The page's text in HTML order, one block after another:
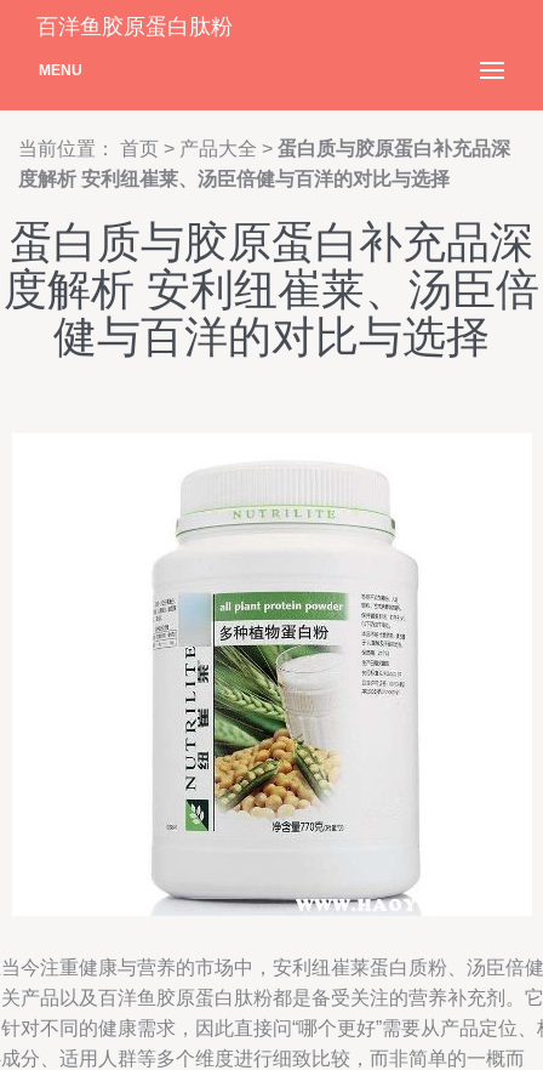
百洋鱼胶原蛋白肽粉
MENU
当前位置： 首页 > 产品大全 > 蛋白质与胶原蛋白补充品深
度解析 安利纽崔莱、汤臣倍健与百洋的对比与选择
蛋白质与胶原蛋白补充品深
度解析 安利纽崔莱、汤臣倍
健与百洋的对比与选择
今注重健康与营养的市场中，安利纽崔莱蛋白质粉、汤臣倍健
产品以及百洋鱼胶原蛋白肽粉都是备受关注的营养补充剂。它
对不同的健康需求，因此直接问“哪个更好”需要从产品定位、
分、适用人群等多个维度进行细致比较，而非简单的一概而